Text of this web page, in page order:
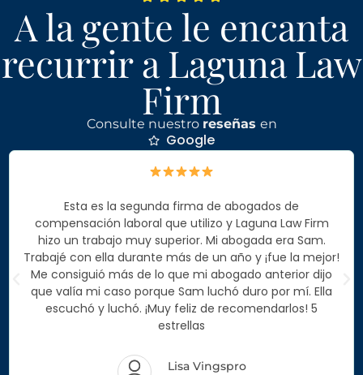
A la gente le encanta
recurrir a Laguna Law
Firm
Consulte nuestro reseñas en
Google
Esta es la segunda firma de abogados de
compensación laboral que utilizo y Laguna Law Firm
hizo un trabajo muy superior. Mi abogada era Sam.
Trabajé con ella durante más de un año y ¡fue la mejor!
Me consiguió más de lo que mi abogado anterior dijo
que valía mi caso porque Sam luchó duro por mí. Ella
escuchó y luchó. ¡Muy feliz de recomendarlos! 5
estrellas
Lisa Vingspro